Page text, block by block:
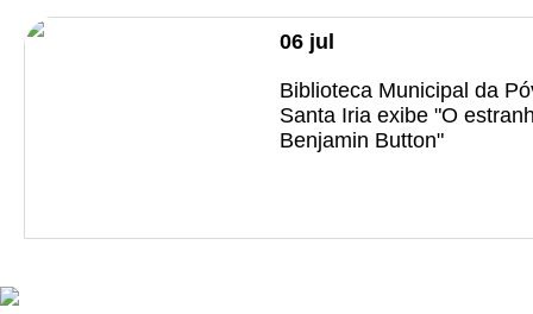
06 jul
Biblioteca Municipal da
Santa Iria exibe "O
Benjamin Button"